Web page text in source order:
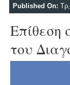
Published On:
Επίθεση
του